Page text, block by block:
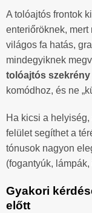
A tolóajtós frontok
enteriőröknek, mert
világos fa hatás,
mindegyiknek
tolóajtós szekrény
komódhoz, és ne
Ha kicsi a
felület segíthet a
tónusok nagyon
(fogantyúk,
Gyakori
előtt